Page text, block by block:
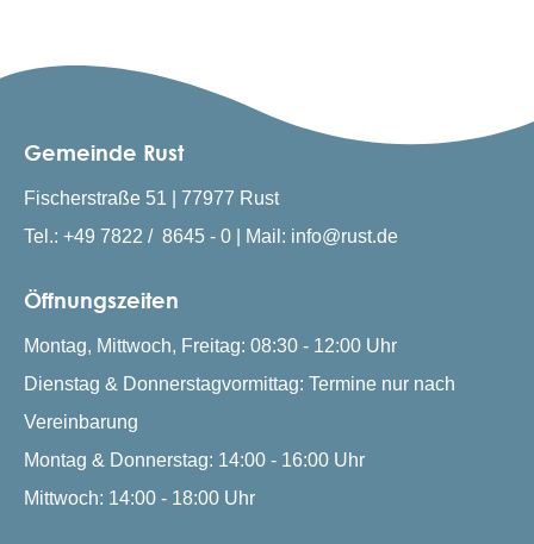
Gemeinde Rust
Fischerstraße 51 | 77977 Rust
Tel.: +49 7822 / 8645 - 0 | Mail: info@rust.de
Öffnungszeiten
Montag, Mittwoch, Freitag: 08:30 - 12:00 Uhr
Dienstag & Donnerstagvormittag: Termine nur nach
Vereinbarung
Montag & Donnerstag: 14:00 - 16:00 Uhr
Mittwoch: 14:00 - 18:00 Uhr